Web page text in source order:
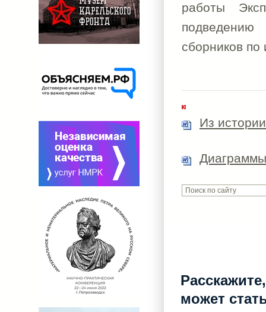
работы
сборников по
Из
Диаграммы
может